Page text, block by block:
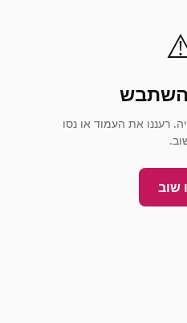
רעננו את העמוד או נסו
שוב